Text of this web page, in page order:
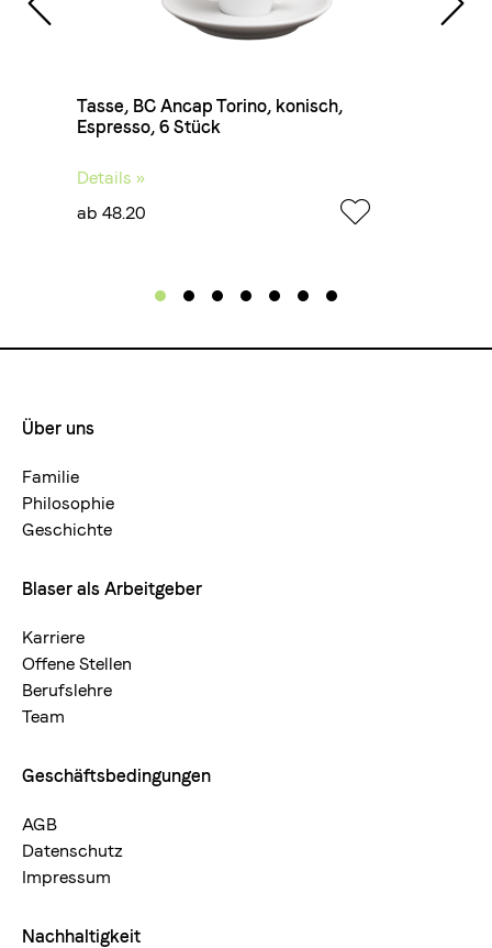
Tasse, BC Ancap Torino, konisch,
Espresso, 6 Stück
Details »
ab 48.20
Footermenue-
neu
Über uns
Familie
Philosophie
Geschichte
Blaser als Arbeitgeber
Karriere
Offene Stellen
Berufslehre
Team
Geschäftsbedingungen
AGB
Datenschutz
Impressum
Nachhaltigkeit